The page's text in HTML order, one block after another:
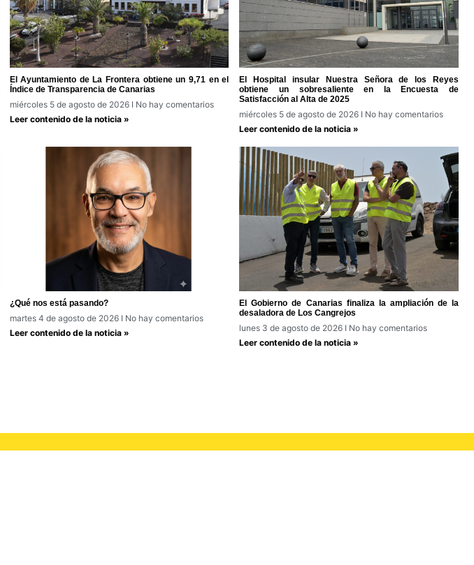
El Ayuntamiento de La Frontera obtiene un 9,71 en el
Índice de Transparencia de Canarias
miércoles 5 de agosto de 2026
No hay comentarios
Leer contenido de la noticia »
El Hospital insular Nuestra Señora de los Reyes
obtiene un sobresaliente en la Encuesta de
Satisfacción al Alta de 2025
miércoles 5 de agosto de 2026
No hay comentarios
Leer contenido de la noticia »
¿Qué nos está pasando?
martes 4 de agosto de 2026
No hay comentarios
Leer contenido de la noticia »
El Gobierno de Canarias finaliza la ampliación de la
desaladora de Los Cangrejos
lunes 3 de agosto de 2026
No hay comentarios
Leer contenido de la noticia »